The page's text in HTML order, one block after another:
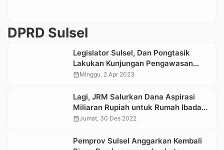
DPRD Sulsel
Legislator Sulsel, Dan Pongtasik
Lakukan Kunjungan Pengawasan
Dana Hibah Rumah Ibadah di Pangli,
calendar_monthMinggu, 2 Apr 2023
Lagi, JRM Salurkan Dana Aspirasi
Miliaran Rupiah untuk Rumah Ibadah
di Tana Toraja
calendar_monthJumat, 30 Des 2022
Pemprov Sulsel Anggarkan Kembali